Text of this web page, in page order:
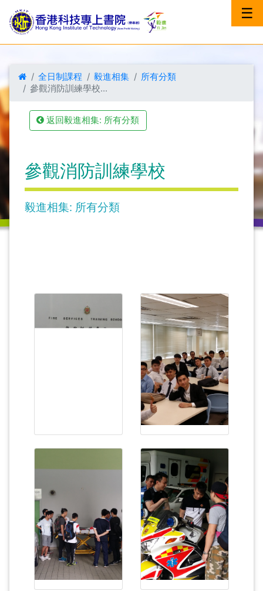
☰
全日制課程 毅進相集
所有分類
參觀消防訓練學校...
返回毅進相集: 所有分類
參觀消防訓練學校
毅進相集: 所有分類